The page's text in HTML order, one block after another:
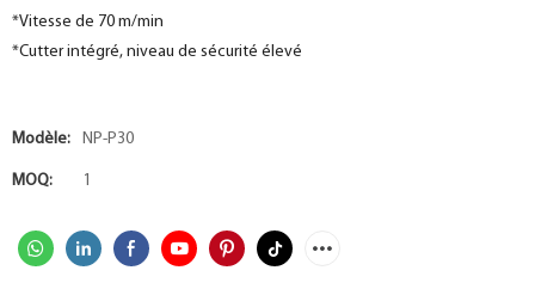
*Vitesse de 70 m/min
*Cutter intégré, niveau de sécurité élevé
Modèle: NP-P30
MOQ: 1